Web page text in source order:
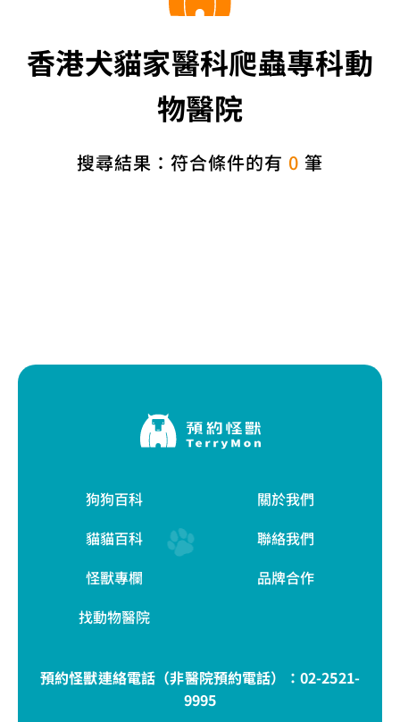
香港犬貓家醫科爬蟲專科動
物醫院
搜尋結果：符合條件的有 0 筆
狗狗百科
貓貓百科
怪獸專欄
找動物醫院
關於我們
聯絡我們
品牌合作
預約怪獸連絡電話（非醫院預約電話）： 02-2521-
9995